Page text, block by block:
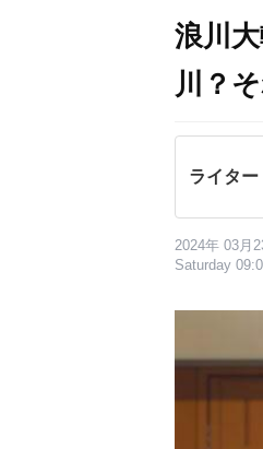
浪川
川？
ライタ
2024年 03月
Saturday